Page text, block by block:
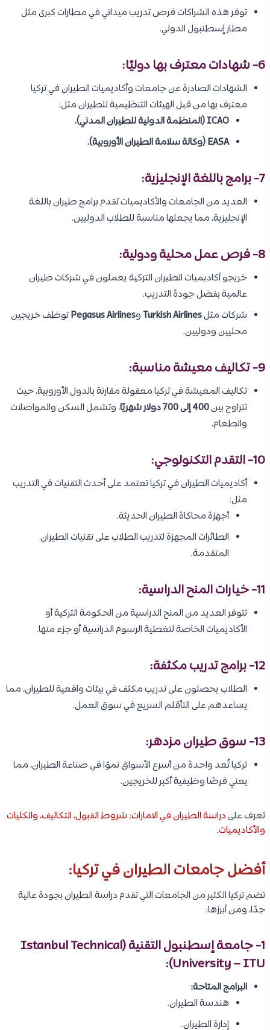
توفر هذه الشراكات فرص تدريب ميداني في مطارات كبرى مثل
مطار إسطنبول الدولي.
6- شهادات معترف بها دوليًا:
الشهادات الصادرة عن جامعات وأكاديميات الطيران في تركيا
معترف بها من قبل الهيئات التنظيمية للطيران مثل:
ICAO (المنظمة الدولية للطيران المدني).
EASA (وكالة سلامة الطيران الأوروبية).
7- برامج باللغة الإنجليزية:
العديد من الجامعات والأكاديميات تقدم برامج طيران باللغة
الإنجليزية، مما يجعلها مناسبة للطلاب الدوليين.
8- فرص عمل محلية ودولية:
خريجو أكاديميات الطيران التركية يعملون في شركات طيران
عالمية بفضل جودة التدريب.
شركات مثلTurkish Airlines وPegasus Airlinesتوظف خريجين
محليين ودوليين.
9- تكاليف معيشة مناسبة:
تكاليف المعيشة في تركيا معقولة مقارنة بالدول الأوروبية، حيث
تتراوح بين400 إلى 700 دولار شهريًا
، وتشمل السكن والمواصلات
والطعام.
10- التقدم التكنولوجي:
أكاديميات الطيران في تركيا تعتمد على أحدث التقنيات في التدريب
مثل:
أجهزة محاكاة الطيران الحديثة.
الطائرات المجهزة لتدريب الطلاب على تقنيات الطيران
المتقدمة.
11- خيارات المنح الدراسية:
تتوفر العديد من المنح الدراسية من الحكومة التركية أو
الأكاديميات الخاصة لتغطية الرسوم الدراسية أو جزء منها.
12- برامج تدريب مكثفة:
الطلاب يحصلون على تدريب مكثف في بيئات واقعية للطيران، مما
يساعدهم على التأقلم السريع في سوق العمل.
13- سوق طيران مزدهر:
تركيا تُعد واحدة من أسرع الأسواق نموًا في صناعة الطيران، مما
يعني فرصًا وظيفية أكبر للخريجين.
تعرف علىدراسة الطيران في الامارات: شروط القبول، التكاليف، والكليات
والأكاديميات.
أفضل جامعات الطيران في تركيا:
تضم تركيا الكثير من الجامعات التي تقدم دراسة الطيران بجودة عالية
جدًا، ومن أبرزها:
1- جامعة إسطنبول التقنية (Istanbul Technical
University – ITU):
البرامج المتاحة:
هندسة الطيران.
إدارة الطيران.